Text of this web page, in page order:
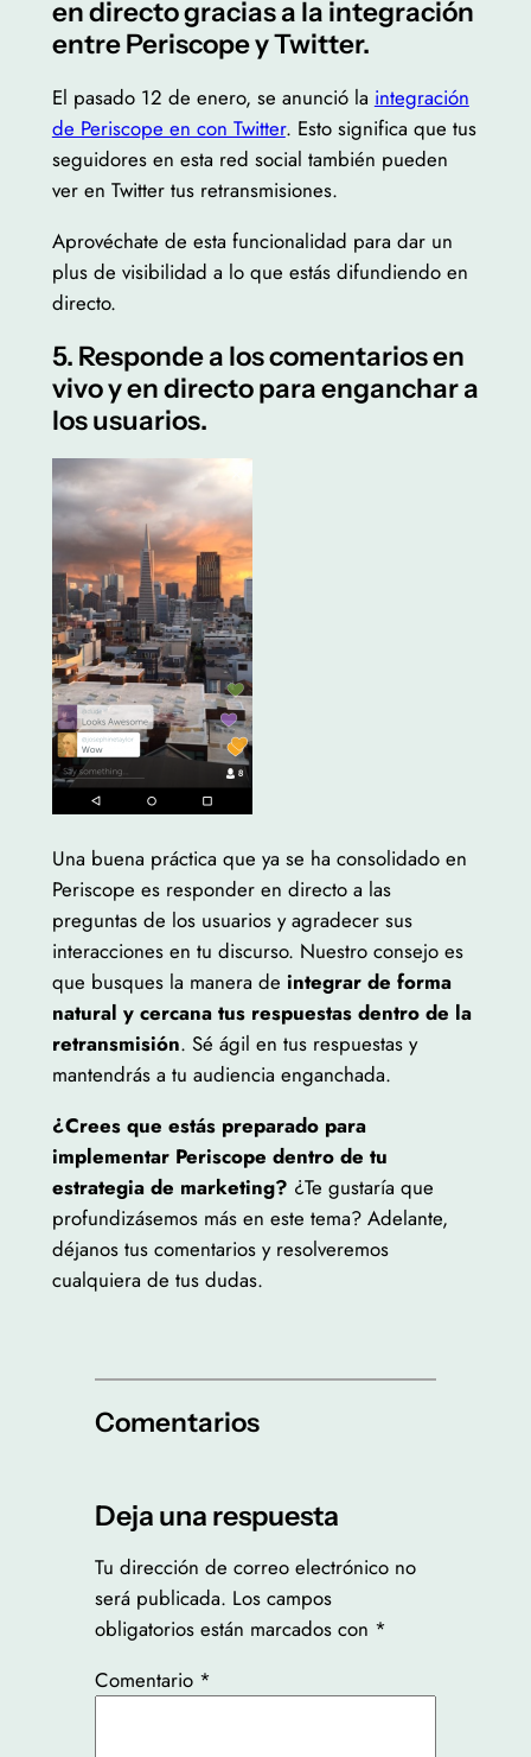
en directo gracias a la integración
entre Periscope y Twitter.
El pasado 12 de enero, se anunció la integración
de Periscope en con Twitter. Esto significa que tus
seguidores en esta red social también pueden
ver en Twitter tus retransmisiones.
Aprovéchate de esta funcionalidad para dar un
plus de visibilidad a lo que estás difundiendo en
directo.
5. Responde a los comentarios en
vivo y en directo para enganchar a
los usuarios.
Una buena práctica que ya se ha consolidado en
Periscope es responder en directo a las
preguntas de los usuarios y agradecer sus
interacciones en tu discurso. Nuestro consejo es
que busques la manera de integrar de forma
natural y cercana tus respuestas dentro de la
retransmisión. Sé ágil en tus respuestas y
mantendrás a tu audiencia enganchada.
¿Crees que estás preparado para
implementar Periscope dentro de tu
estrategia de marketing? ¿Te gustaría que
profundizásemos más en este tema? Adelante,
déjanos tus comentarios y resolveremos
cualquiera de tus dudas.
Comentarios
Deja una respuesta
Tu dirección de correo electrónico no
será publicada. Los campos
obligatorios están marcados con *
Comentario *